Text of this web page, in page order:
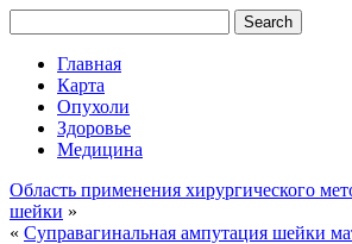
Главная
Карта
Опухоли
Здоровье
Медицина
Область применения хирургического
шейки »
« Суправагинальная ампутация шейки